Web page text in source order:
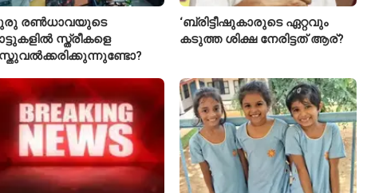
രൺധാവയുടെ
സ്ത്രീകളെ
‘ബ്രിട്ടീഷുകാരുടെ ഏറ്റവും
കടുത്ത ശിക്ഷ നേരിട്ടത് ആര്?